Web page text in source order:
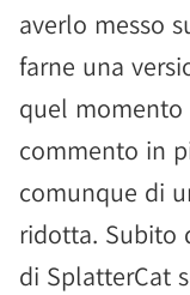
averlo messo
farne una
quel momento
commento in
comunque di
ridotta. Subito
di SplatterCat